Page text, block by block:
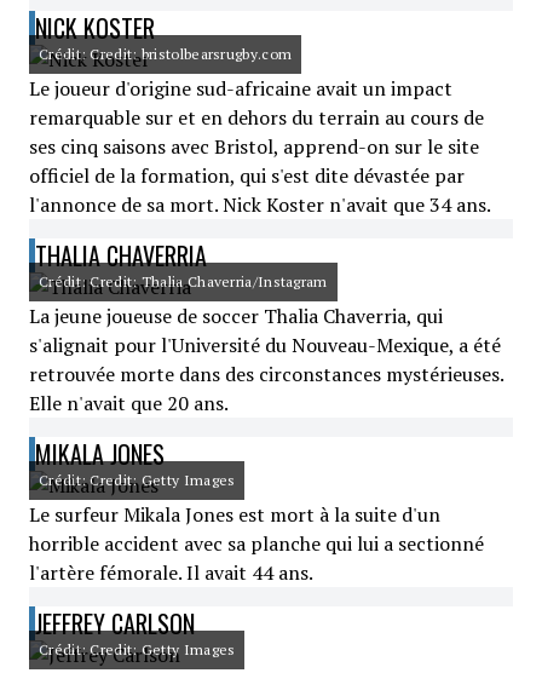
NICK KOSTER
Crédit: Credit: bristolbearsrugby.com
Le joueur d'origine sud-africaine avait un impact
remarquable sur et en dehors du terrain au cours de
ses cinq saisons avec Bristol, apprend-on sur le site
officiel de la formation, qui s'est dite dévastée par
l'annonce de sa mort. Nick Koster n'avait que 34 ans.
THALIA CHAVERRIA
Crédit: Credit: Thalia Chaverria/Instagram
La jeune joueuse de soccer Thalia Chaverria, qui
s'alignait pour l'Université du Nouveau-Mexique, a été
retrouvée morte dans des circonstances mystérieuses.
Elle n'avait que 20 ans.
MIKALA JONES
Crédit: Credit: Getty Images
Le surfeur Mikala Jones est mort à la suite d'un
horrible accident avec sa planche qui lui a sectionné
l'artère fémorale. Il avait 44 ans.
JEFFREY CARLSON
Crédit: Credit: Getty Images